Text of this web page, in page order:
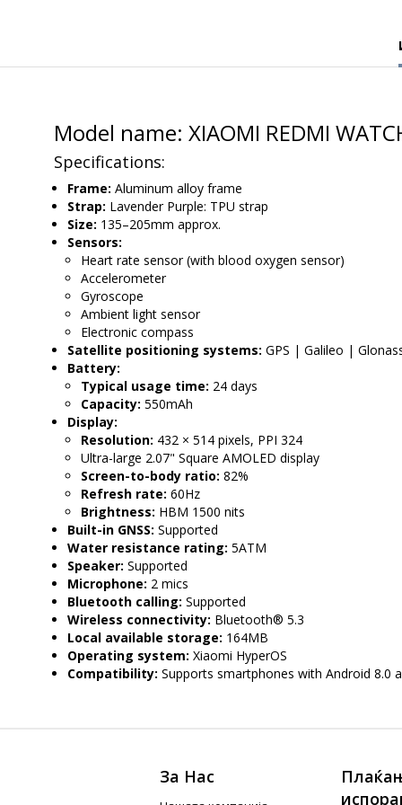
Model name: XIAOMI REDMI
Specifications:
Frame: Aluminum alloy frame
Strap: Lavender Purple: TPU strap
Size: 135–205mm approx.
Sensors:
Heart rate sensor (with blood oxygen sensor)
Accelerometer
Gyroscope
Ambient light sensor
Electronic compass
Satellite positioning systems: GPS | Galileo |
Battery:
Typical usage time: 24 days
Capacity: 550mAh
Display:
Resolution: 432 × 514 pixels, PPI 324
Ultra-large 2.07" Square AMOLED display
Screen-to-body ratio: 82%
Refresh rate: 60Hz
Brightness: HBM 1500 nits
Built-in GNSS: Supported
Water resistance rating: 5ATM
Speaker: Supported
Microphone: 2 mics
Bluetooth calling: Supported
Wireless connectivity: Bluetooth® 5.3
Local available storage: 164MB
Operating system: Xiaomi HyperOS
Compatibility: Supports smartphones with Android 8.0
За Нас